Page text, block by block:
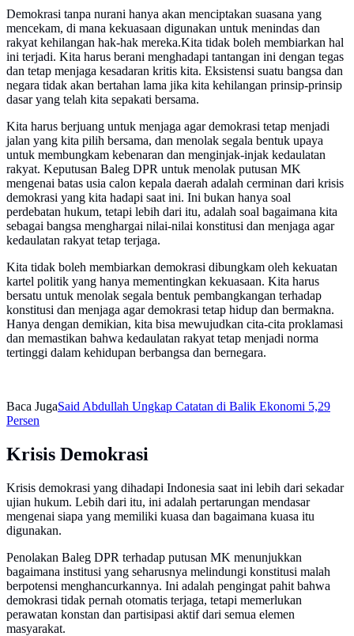
Demokrasi tanpa nurani hanya akan menciptakan suasana yang
mencekam, di mana kekuasaan digunakan untuk menindas dan
rakyat kehilangan hak-hak mereka.Kita tidak boleh membiarkan hal
ini terjadi. Kita harus berani menghadapi tantangan ini dengan tegas
dan tetap menjaga kesadaran kritis kita. Eksistensi suatu bangsa dan
negara tidak akan bertahan lama jika kita kehilangan prinsip-prinsip
dasar yang telah kita sepakati bersama.
Kita harus berjuang untuk menjaga agar demokrasi tetap menjadi
jalan yang kita pilih bersama, dan menolak segala bentuk upaya
untuk membungkam kebenaran dan menginjak-injak kedaulatan
rakyat. Keputusan Baleg DPR untuk menolak putusan MK
mengenai batas usia calon kepala daerah adalah cerminan dari krisis
demokrasi yang kita hadapi saat ini. Ini bukan hanya soal
perdebatan hukum, tetapi lebih dari itu, adalah soal bagaimana kita
sebagai bangsa menghargai nilai-nilai konstitusi dan menjaga agar
kedaulatan rakyat tetap terjaga.
Kita tidak boleh membiarkan demokrasi dibungkam oleh kekuatan
kartel politik yang hanya mementingkan kekuasaan. Kita harus
bersatu untuk menolak segala bentuk pembangkangan terhadap
konstitusi dan menjaga agar demokrasi tetap hidup dan bermakna.
Hanya dengan demikian, kita bisa mewujudkan cita-cita proklamasi
dan memastikan bahwa kedaulatan rakyat tetap menjadi norma
tertinggi dalam kehidupan berbangsa dan bernegara.
Baca JugaSaid Abdullah Ungkap Catatan di Balik Ekonomi 5,29
Persen
Krisis Demokrasi
Krisis demokrasi yang dihadapi Indonesia saat ini lebih dari sekadar
ujian hukum. Lebih dari itu, ini adalah pertarungan mendasar
mengenai siapa yang memiliki kuasa dan bagaimana kuasa itu
digunakan.
Penolakan Baleg DPR terhadap putusan MK menunjukkan
bagaimana institusi yang seharusnya melindungi konstitusi malah
berpotensi menghancurkannya. Ini adalah pengingat pahit bahwa
demokrasi tidak pernah otomatis terjaga, tetapi memerlukan
perawatan konstan dan partisipasi aktif dari semua elemen
masyarakat.